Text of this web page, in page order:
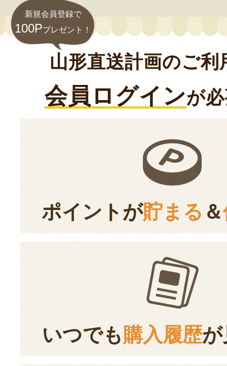
新規会員登録で
100Pプレゼント！
山形直送計画のご利
会員ログインが
ポイントが貯まる ＆
いつでも購入履歴が